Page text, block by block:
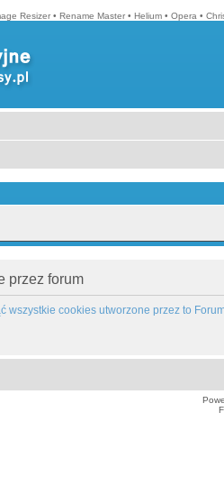
Resizer • Rename Master • Helium • Opera •
przez forum
wszystkie cookies utworzone przez to